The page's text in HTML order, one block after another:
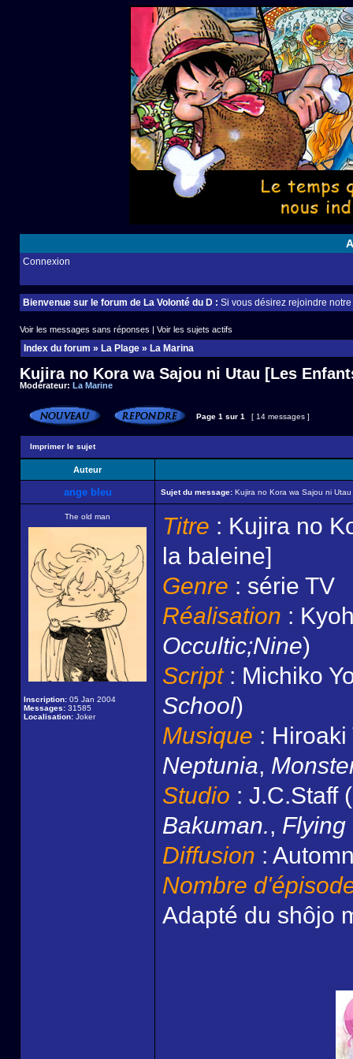
Connexion
Bienvenue sur le forum de La Volonté du D : Si vous désirez rejoindre
Voir les messages sans réponses | Voir les sujets actifs
Index du forum » La Plage » La Marina
Kujira no Kora wa Sajou ni Utau [Les
Modérateur: La Marine
Page 1 sur 1 [ 14 messages ]
Imprimer le sujet
Auteur
ange bleu Sujet du message: Kujira no Kora wa Sajou ni
The old man
Inscription: 05 Jan 2004
Messages: 31585
Localisation: Joker
Titre : Kujira no
la baleine]
Genre : série TV
Réalisation :
Occultic;Nine)
Script: Michiko
School)
Musique : Hiroaki
Neptunia,
Studio : J.C.Staff (
Bakuman., Flying
Diffusion :
Nombre
Adapté du shôjo